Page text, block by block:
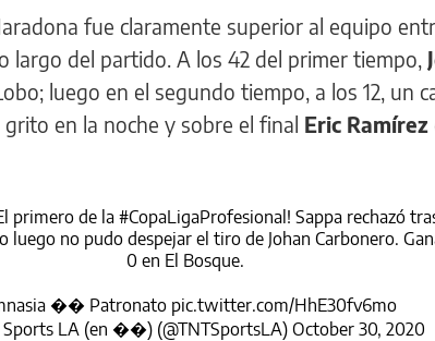
fue claramente superior al equipo
largo del partido. A los 42 del primer tiempo,
luego en el segundo tiempo, a los 12, un
en la noche y sobre el final Eric Ramírez
primero de la #CopaLigaProfesional! Sappa rechazó
luego no pudo despejar el tiro de Johan Carbonero.
0 en El Bosque.
�� Patronato pic.twitter.com/HhE30fv6mo
LA (en ��) (@TNTSportsLA) October 30, 2020